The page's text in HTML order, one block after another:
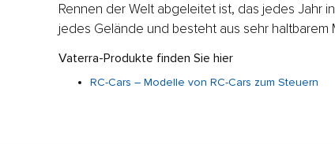
Rennen der Welt abgeleitet ist, das jedes Jahr
jedes Gelände und besteht aus sehr haltbarem
Vaterra-Produkte finden Sie hier
RC-Cars – Modelle von RC-Cars zum Steuern